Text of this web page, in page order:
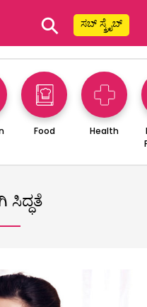
⚲ ಸಬ್ ಸ್ಕ್ರೈಬ್
Food Health
ಸಿದ್ಧತೆ